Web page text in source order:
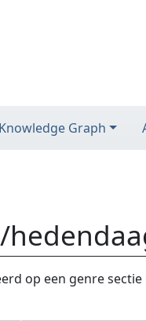
Graph
,zoeken
op een genre sectie